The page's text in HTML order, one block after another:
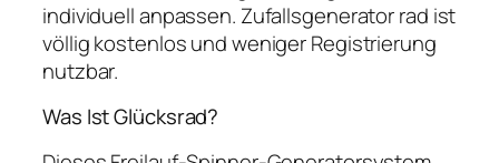
individuell anpassen. Zufallsgenerator rad ist
völlig kostenlos und weniger Registrierung
nutzbar.
Was Ist Glücksrad?